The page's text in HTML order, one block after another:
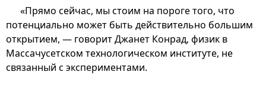
«Прямо сейчас, мы стоим на пороге того, что
потенциально может быть действительно большим
открытием, — говорит Джанет Конрад, физик в
Массачусетском технологическом институте, не
связанный с экспериментами.